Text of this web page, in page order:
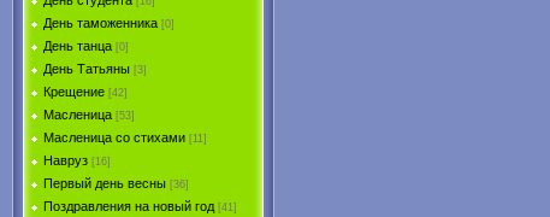
День таможенника [0]
День танца [0]
День Татьяны [3]
Крещение [42]
Масленица [53]
Масленица со стихами [11]
Навруз [16]
Первый день весны [36]
Поздравления на новый год [41]